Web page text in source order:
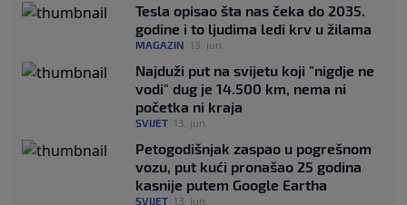
Tesla opisao šta nas čeka do 2035.
godine i to ljudima ledi krv u žilama
MAGAZIN 13. jun.
Najduži put na svijetu koji "nigdje ne
vodi" dug je 14.500 km, nema ni
početka ni kraja
SVIJET 13. jun.
Petogodišnjak zaspao u pogrešnom
vozu, put kući pronašao 25 ​​godina
kasnije putem Google Eartha
SVIJET 13. jun.